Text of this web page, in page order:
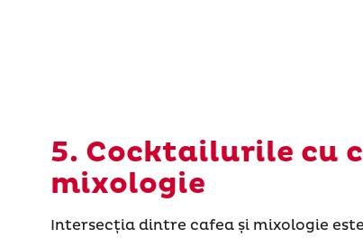
5. Cocktailurile cu
mixologie
Intersecția dintre cafea și mixologie